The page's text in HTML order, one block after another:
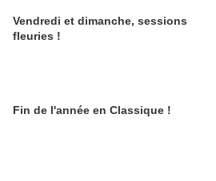
Vendredi et dimanche, sessions
fleuries !
Fin de l'année en Classique !